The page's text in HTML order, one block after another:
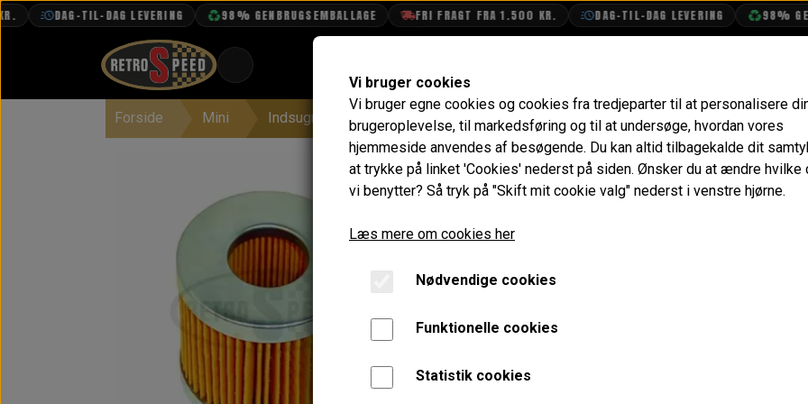
DAG-TIL-DAG LEVERING 98% GENBRUGSEMBALLAGE FRI FRAGT FRA 1.500 KR. DAG-TIL-DAG LEVERING 98%
Forside Mini Indsugning & Brændstofsystem Rør, Pedal, Slange, Kabel & Montering
Brændstof Filter Element
Brændstof Regulator
Varenummer: RA002
Passer til Filter King den store brændstof regulatorer
Forventet leveringstid: Varen er ikke på lager. Ca. 14
Vi bruger cookies
Vi bruger egne cookies og cookies fra tredjeparter til at personalisere
brugeroplevelse, til markedsføring og til at undersøge, hvordan vores
hjemmeside anvendes af besøgende. Du kan altid tilbagekalde dit
at trykke på linket 'Cookies' nederst på siden. Ønsker du at ændre hvilke
vi benytter? Så tryk på "Skift mit cookie valg" nederst i venstre hjørne.
Læs mere om cookies her
Nødvendige cookies
Funktionelle cookies
Statistik cookies